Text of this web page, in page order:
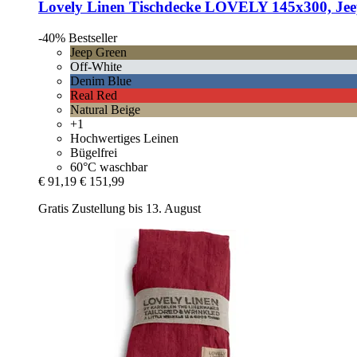
Lovely Linen Tischdecke LOVELY 145x300,
-40% Bestseller
Jeep Green
Off-White
Denim Blue
Real Red
Natural Beige
+1
Hochwertiges Leinen
Bügelfrei
60°C waschbar
€ 91,19 € 151,99
Gratis Zustellung bis 13. August